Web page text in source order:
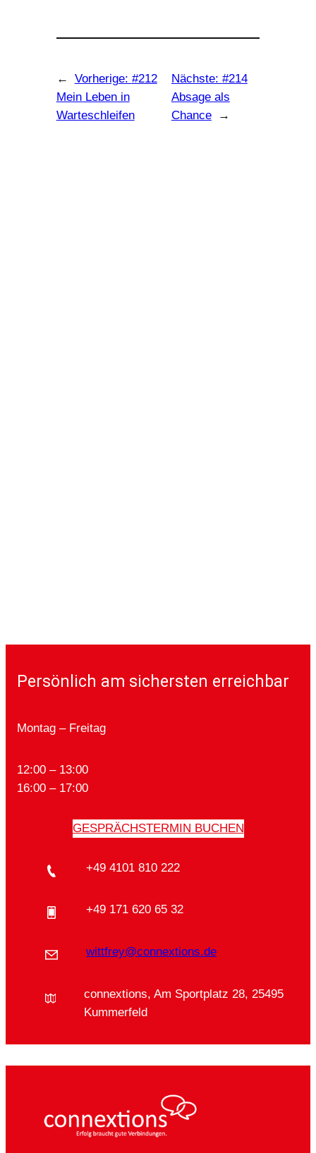
← Vorherige: #212
Mein Leben in
Warteschleifen
Nächste: #214
Absage als
Chance
→
Persönlich am sichersten erreichbar
Montag – Freitag
12:00 – 13:00
16:00 – 17:00
GESPRÄCHSTERMIN BUCHEN
+49 4101 810 222
+49 171 620 65 32
wittfrey@connextions.de
connextions, Am Sportplatz 28, 25495
Kummerfeld